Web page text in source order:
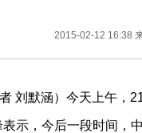
2015-02-12 16:38
刘默涵）今天上午，
示，今后一段时间，